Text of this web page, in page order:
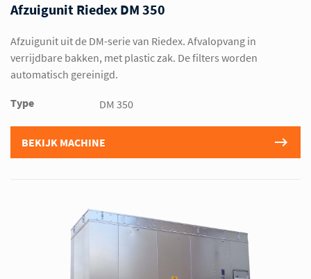
Afzuigunit Riedex DM 350
Afzuigunit uit de DM-serie van Riedex. Afvalopvang in
verrijdbare bakken, met plastic zak. De filters worden
automatisch gereinigd.
Type DM 350
BEKIJK MACHINE